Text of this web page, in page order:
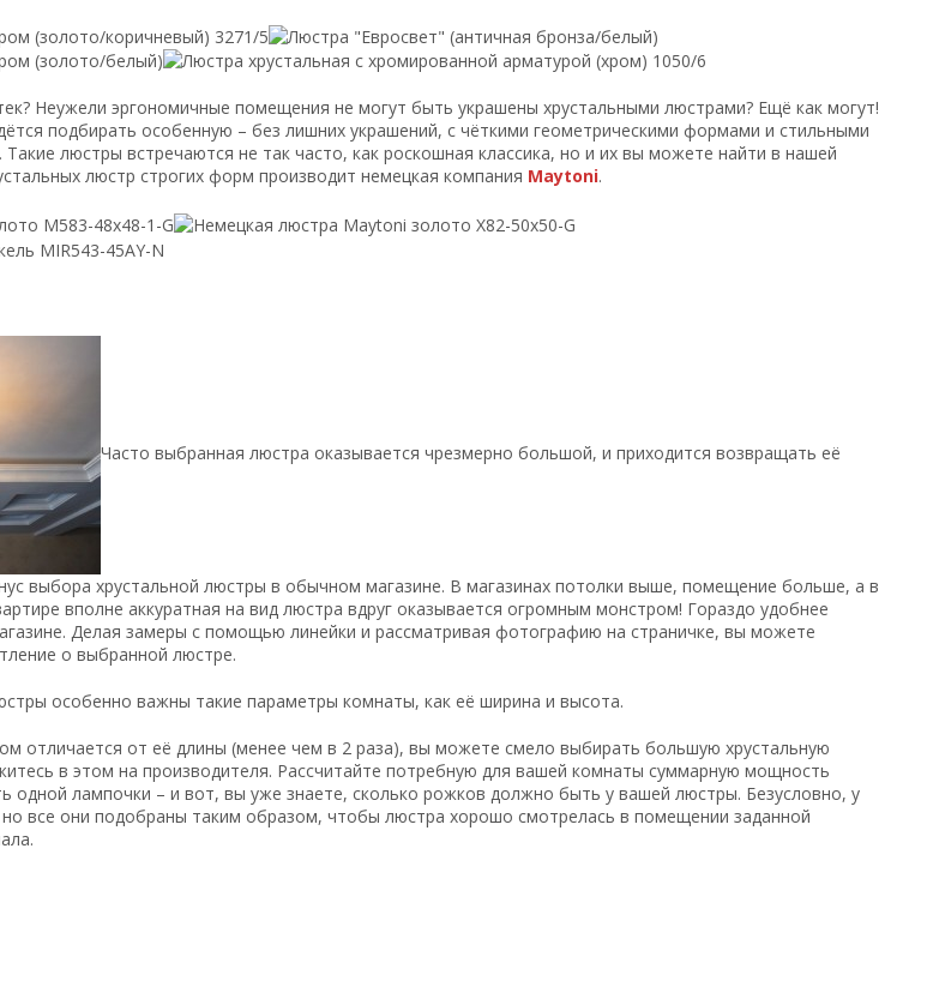
Неужели эргономичные помещения не могут быть украшены хрустальными люстрами? Ещё как могут!
подбирать особенную – без лишних украшений, с чёткими геометрическими формами и стильными
Такие люстры встречаются не так часто, как роскошная классика, но и их вы можете найти в нашей
люстр строгих форм производит немецкая компания Maytoni.
Часто выбранная люстра оказывается чрезмерно большой, и приходится возвращать её
выбора хрустальной люстры в обычном магазине. В магазинах потолки выше, помещение больше, а в
вполне аккуратная на вид люстра вдруг оказывается огромным монстром! Гораздо удобнее
Делая замеры с помощью линейки и рассматривая фотографию на страничке, вы можете
о выбранной люстре.
особенно важны такие параметры комнаты, как её ширина и высота.
отличается от её длины (менее чем в 2 раза), вы можете смело выбирать большую хрустальную
в этом на производителя. Рассчитайте потребную для вашей комнаты суммарную мощность
одной лампочки – и вот, вы уже знаете, сколько рожков должно быть у вашей люстры. Безусловно, у
все они подобраны таким образом, чтобы люстра хорошо смотрелась в помещении заданной